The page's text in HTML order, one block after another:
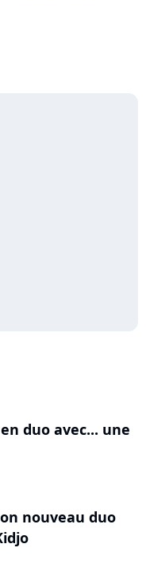
duo avec... une
nouveau duo